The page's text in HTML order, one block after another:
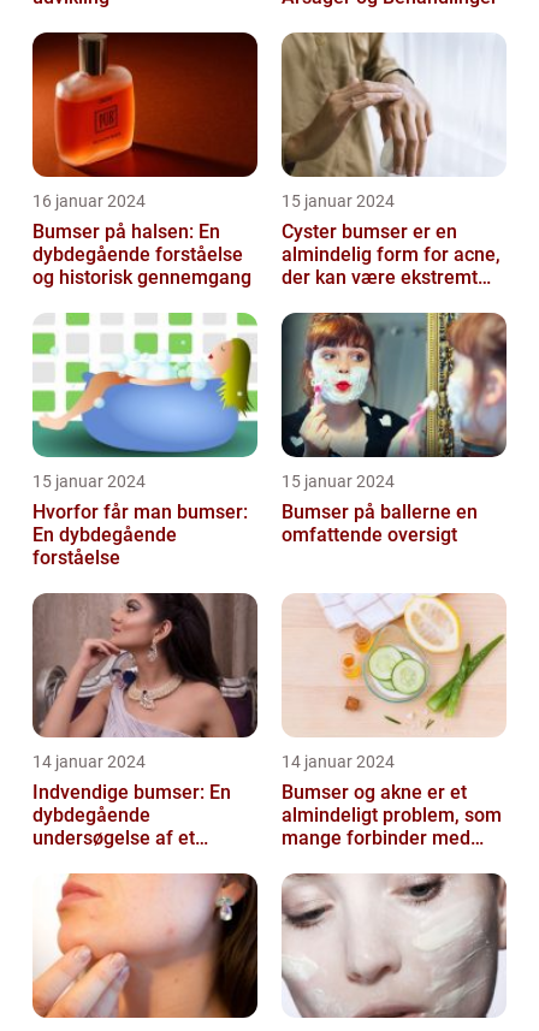
16 januar 2024
Bumser på halsen: En
dybdegående forståelse
og historisk gennemgang
15 januar 2024
Cyster bumser er en
almindelig form for acne,
der kan være ekstremt
belastende for d...
15 januar 2024
Hvorfor får man bumser:
En dybdegående
forståelse
15 januar 2024
Bumser på ballerne en
omfattende oversigt
14 januar 2024
Indvendige bumser: En
dybdegående
undersøgelse af et
14 januar 2024
Bumser og akne er et
almindeligt problem, som
mange forbinder med